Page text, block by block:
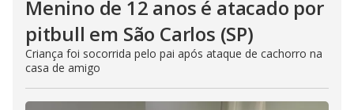
Menino de 12 anos é atacado por
pitbull em São Carlos (SP)
Criança foi socorrida pelo pai após ataque de cachorro na
casa de amigo